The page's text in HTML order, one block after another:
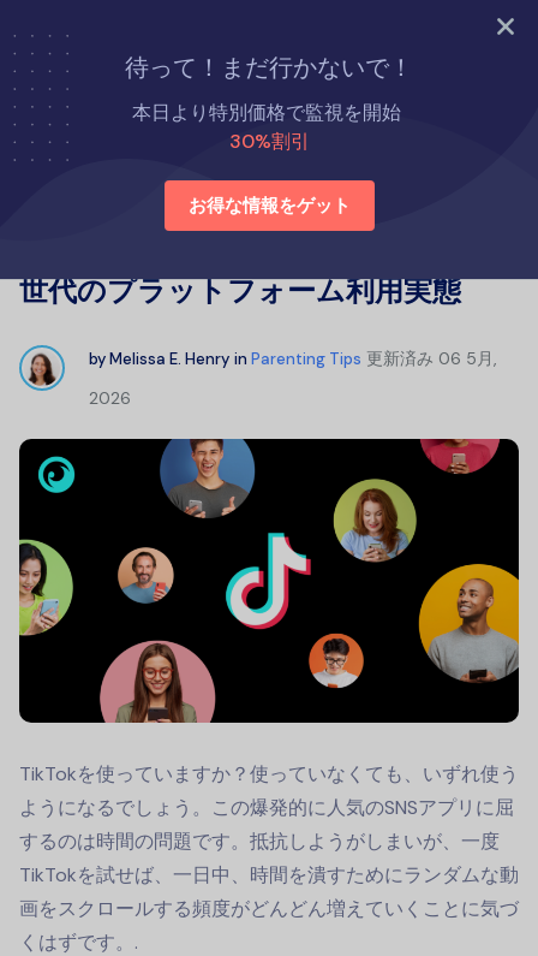
今すぐ試す
待って！まだ行かないで！
本日より特別価格で監視を開始
30%割引
お得な情報をゲット
ホーム
子育てのコツ
TikTokユーザーの年齢層別分布：各世代のプラットフォーム利用
実態
世代のプラットフォーム利用実態
byMelissa E. Henry in Parenting Tips 更新済み 06 5月,
2026
TikTokを使っていますか？使っていなくても、いずれ使う
ようになるでしょう。この爆発的に人気のSNSアプリに屈
するのは時間の問題です。抵抗しようがしまいが、一度
TikTokを試せば、一日中、時間を潰すためにランダムな動
画をスクロールする頻度がどんどん増えていくことに気づ
くはずです。.